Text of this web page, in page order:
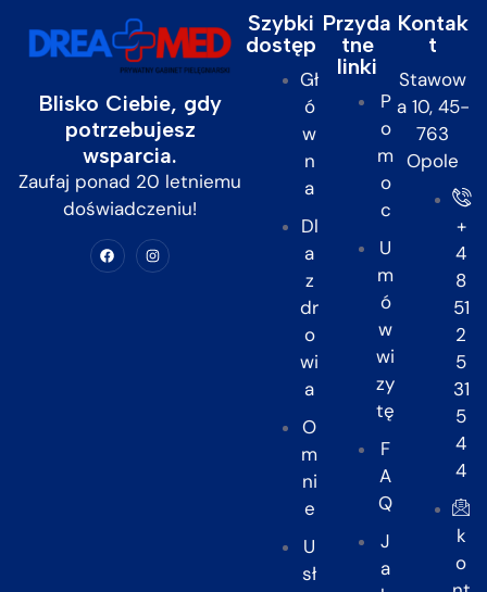
Blisko Ciebie, gdy
potrzebujesz
wsparcia.
Zaufaj ponad 20 letniemu
doświadczeniu!
Szybki
dostęp
Gł
ó
w
n
a
Dl
a
z
dr
o
wi
a
O
m
ni
e
U
sł
Przyda
tne
linki
P
o
m
o
c
U
m
ó
w
wi
zy
tę
F
A
Q
J
a
Kontak
t
Stawow
a 10, 45-
763
Opole
+
4
8
51
2
5
31
5
4
4
k
o